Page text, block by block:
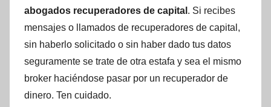
abogados recuperadores de capital . Si recibes
mensajes o llamados de recuperadores de capital,
sin haberlo solicitado o sin haber dado tus datos
seguramente se trate de otra estafa y sea el mismo
broker haciéndose pasar por un recuperador de
dinero. Ten cuidado.